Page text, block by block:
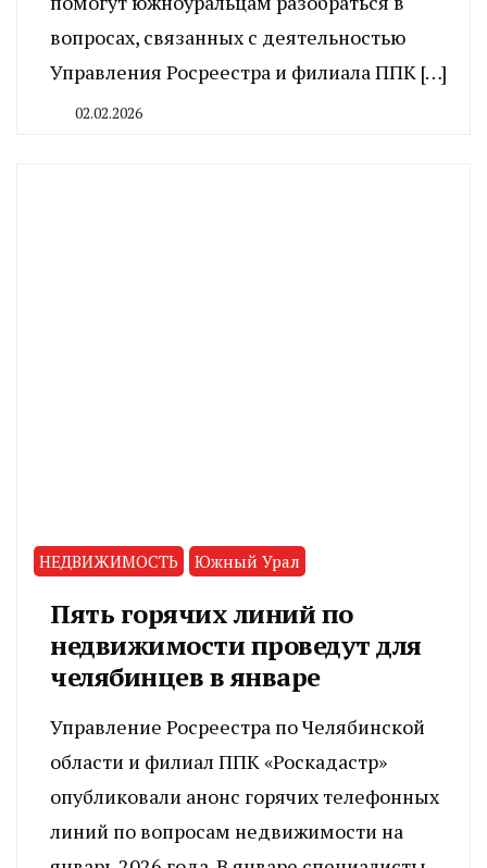
вопросах, связанных с деятельностью
Управления Росреестра и филиала ППК […]
02.02.2026
НЕДВИЖИМОСТЬ Южный Урал
Пять горячих линий по
недвижимости проведут для
челябинцев в январе
Управление Росреестра по Челябинской
области и филиал ППК «Роскадастр»
опубликовали анонс горячих телефонных
линий по вопросам недвижимости на